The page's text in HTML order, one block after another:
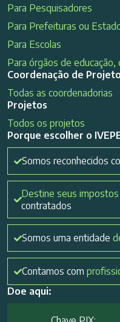
Para Pesquisadores
Para Prefeituras ou
Para Escolas
Para órgãos de educação,
Coordenação de
Todas as coordenadorias
Projetos
Todos os projetos
Porque escolher o
Somos reconhecidos
Destine seus impostos
contratados
Somos uma entidade
Contamos com
Doe aqui: